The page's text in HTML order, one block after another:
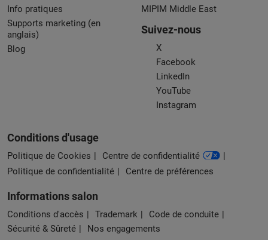
Info pratiques
Supports marketing (en
anglais)
Blog
MIPIM Middle East
Suivez-nous
X
Facebook
LinkedIn
YouTube
Instagram
Conditions d'usage
Politique de Cookies
Centre de confidentialité
Politique de confidentialité
Centre de préférences
Informations salon
Conditions d'accès Trademark
Code de conduite
Sécurité & Sûreté
Nos engagements